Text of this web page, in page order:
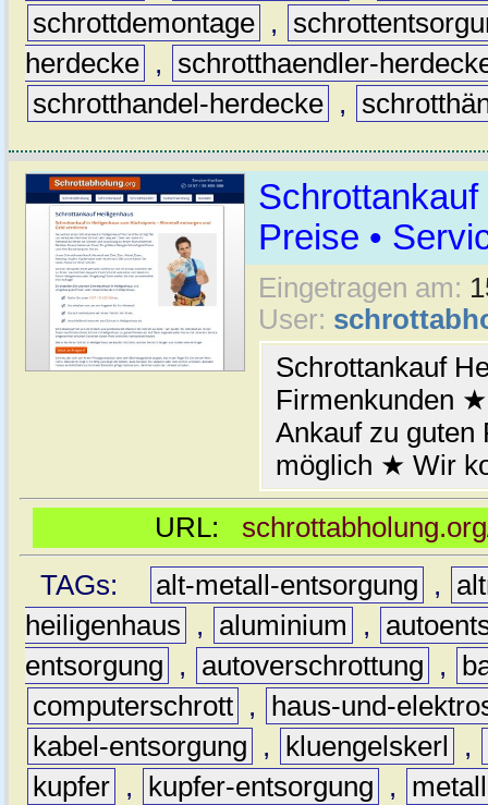
schrottdemontage ,
herdecke ,
schrotthaendler-
schrotthandel-herdecke ,
Schrottankauf
Preise •
Eingetragen am:
User:
Schrottankauf
Firmenkunden
Ankauf zu
möglich ★ Wir
URL:
TAGs:
alt-metall-entsorgung ,
heiligenhaus
, aluminium ,
entsorgung
, autoverschrottung ,
computerschrott ,
haus-und-
kabel-entsorgung
, kluengelskerl ,
kupfer , kupfer-entsorgung ,
metall